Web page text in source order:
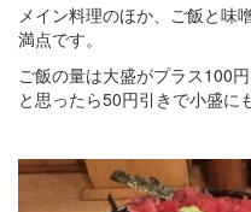
メイン料理のほか、ご飯と味
満点です。
ご飯の量は大盛がプラス100
と思ったら50円引きで小盛に